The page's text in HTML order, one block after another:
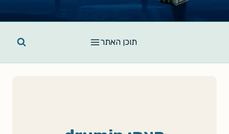
תוכן האתר